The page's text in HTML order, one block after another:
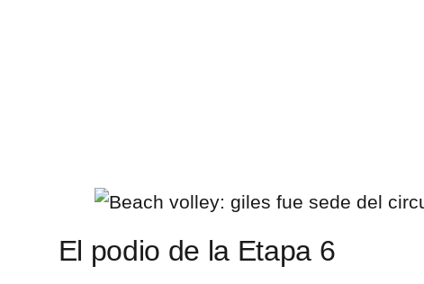
El podio de la Etapa 6